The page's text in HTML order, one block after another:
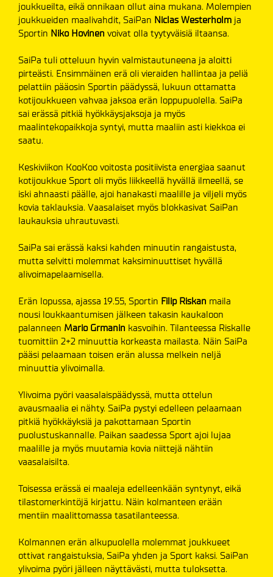
joukkueilta, eikä onnikaan ollut aina mukana. Molempien
joukkueiden maalivahdit, SaiPan Niclas Westerholm ja
Sportin Niko Hovinen voivat olla tyytyväisiä iltaansa.
SaiPa tuli otteluun hyvin valmistautuneena ja aloitti
pirteästi. Ensimmäinen erä oli vieraiden hallintaa ja peliä
pelattiin pääosin Sportin päädyssä, lukuun ottamatta
kotijoukkueen vahvaa jaksoa erän loppupuolella. SaiPa
sai erässä pitkiä hyökkäysjaksoja ja myös
maalintekopaikkoja syntyi, mutta maaliin asti kiekkoa ei
saatu.
Keskiviikon KooKoo voitosta positiivista energiaa saanut
kotijoukkue Sport oli myös liikkeellä hyvällä ilmeellä, se
iski ahnaasti päälle, ajoi hanakasti maalille ja viljeli myös
kovia taklauksia. Vaasalaiset myös blokkasivat SaiPan
laukauksia uhrautuvasti.
SaiPa sai erässä kaksi kahden minuutin rangaistusta,
mutta selvitti molemmat kaksiminuuttiset hyvällä
alivoimapelaamisella.
Erän lopussa, ajassa 19.55, Sportin Filip Riskan maila
nousi loukkaantumisen jälkeen takasin kaukaloon
palanneen Mario Grmanin kasvoihin. Tilanteessa Riskalle
tuomittiin 2+2 minuuttia korkeasta mailasta. Näin SaiPa
pääsi pelaamaan toisen erän alussa melkein neljä
minuuttia ylivoimalla.
Ylivoima pyöri vaasalaispäädyssä, mutta ottelun
avausmaalia ei nähty. SaiPa pystyi edelleen pelaamaan
pitkiä hyökkäyksiä ja pakottamaan Sportin
puolustuskannalle. Paikan saadessa Sport ajoi lujaa
maalille ja myös muutamia kovia niittejä nähtiin
vaasalaisilta.
Toisessa erässä ei maaleja edelleenkään syntynyt, eikä
tilastomerkintöjä kirjattu. Näin kolmanteen erään
mentiin maalittomassa tasatilanteessa.
Kolmannen erän alkupuolella molemmat joukkueet
ottivat rangaistuksia, SaiPa yhden ja Sport kaksi. SaiPan
ylivoima pyöri jälleen näyttävästi, mutta tuloksetta.